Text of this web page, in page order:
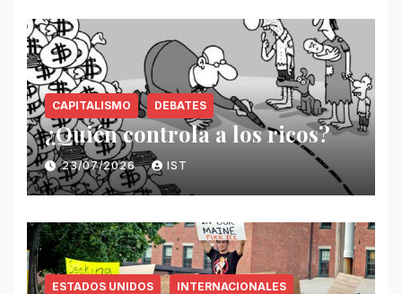
CAPITALISMO DEBATES
¿Quién controla a los ricos?
23/07/2026 IST
ESTADOS UNIDOS INTERNACIONALES